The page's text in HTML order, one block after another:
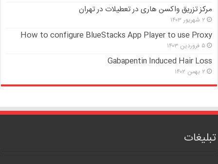
مرکز تزریق واکسن هاری در تعطیلات در تهران
۲ شهریور ۱۴۰۳
How to configure BlueStacks App Player to use Proxy
۵ فروردین ۱۴۰۳
Gabapentin Induced Hair Loss
۲ بهمن ۱۴۰۲
تبلیغات